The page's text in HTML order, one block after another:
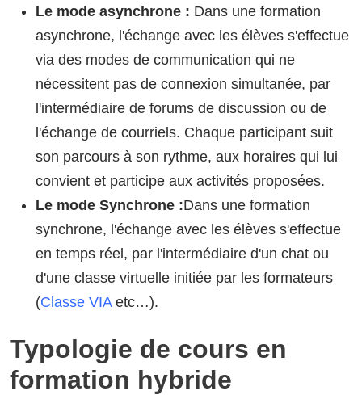
Le mode asynchrone : Dans une formation
asynchrone, l'échange avec les élèves s'effectue
via des modes de communication qui ne
nécessitent pas de connexion simultanée, par
l'intermédiaire de forums de discussion ou de
l'échange de courriels. Chaque participant suit
son parcours à son rythme, aux horaires qui lui
convient et participe aux activités proposées.
Le mode Synchrone :Dans une formation
synchrone, l'échange avec les élèves s'effectue
en temps réel, par l'intermédiaire d'un chat ou
d'une classe virtuelle initiée par les formateurs
(Classe VIAetc…).
Typologie de cours en
formation hybride